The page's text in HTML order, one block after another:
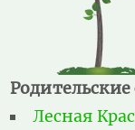
Родительские
Лесная